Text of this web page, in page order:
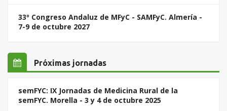
33º Congreso Andaluz de MFyC - SAMFyC. Almería -
7-9 de octubre 2027
Próximas jornadas
semFYC: IX Jornadas de Medicina Rural de la
semFYC. Morella - 3 y 4 de octubre 2025